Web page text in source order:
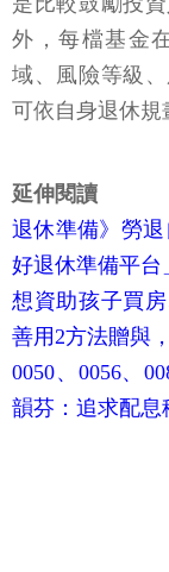
外，每檔基金
域、風險等級
可依自身退休規
延伸閱讀
退休準備》勞
好退休準備平台
想資助孩子買
善用2方法贈與
0050、0056、
韻芬：追求配息